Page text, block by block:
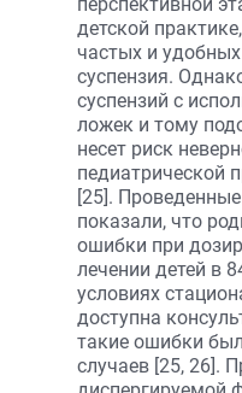
детской
частых и
суспензия.
суспензий с
ложек и тому
несет риск
педиатрической
[25].
показали, что
ошибки при
лечении детей в
условиях
доступна
такие ошибки
случаев [25, 26].